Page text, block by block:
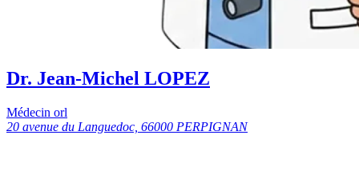
Dr. Jean-Michel LOPEZ
Médecin orl
20 avenue du Languedoc, 66000 PERPIGNAN